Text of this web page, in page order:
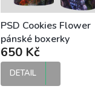
PSD Cookies Flower
pánské boxerky
650 Kč
DETAIL